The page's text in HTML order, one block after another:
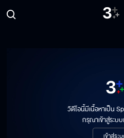
วิดีโอนี้มีเนื้อหาเป็น
กรุณาเข้าสู่ระบ